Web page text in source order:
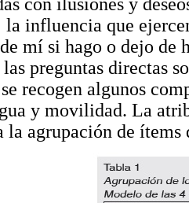
con ilusiones y
la influencia que
mí si hago o dejo
preguntas directas
recogen algunos
y movilidad. La
la agrupación de